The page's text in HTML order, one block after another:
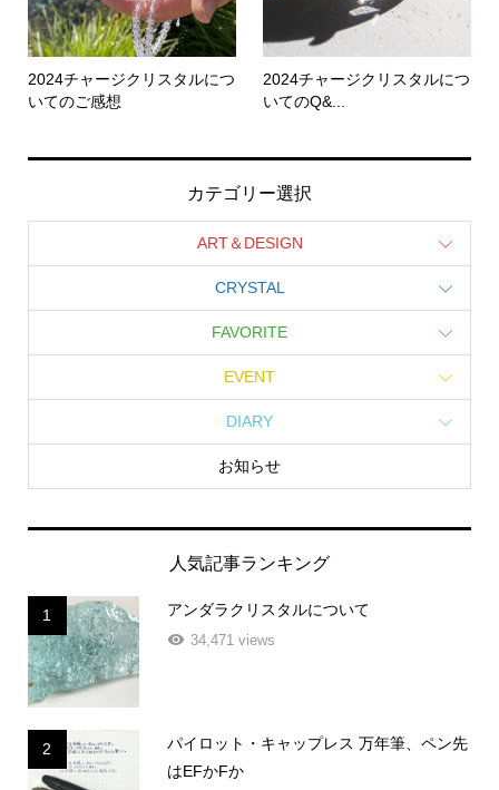
2024チャージクリスタルにつ
いてのご感想
2024チャージクリスタルにつ
いてのQ&...
カテゴリー選択
ART＆DESIGN
CRYSTAL
FAVORITE
EVENT
DIARY
お知らせ
人気記事ランキング
1 アンダラクリスタルについて
34,471 views
2
パイロット・キャップレス 万年筆、ペン先
はEFかFか